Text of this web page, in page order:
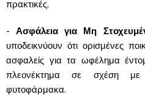
πρακτικές.
-Ασφάλεια για Μη
υποδεικνύουν ότι ορισμένες
ασφαλείς για τα ωφέλημα
πλεονέκτημα σε σχέση με
φυτοφάρμακα.